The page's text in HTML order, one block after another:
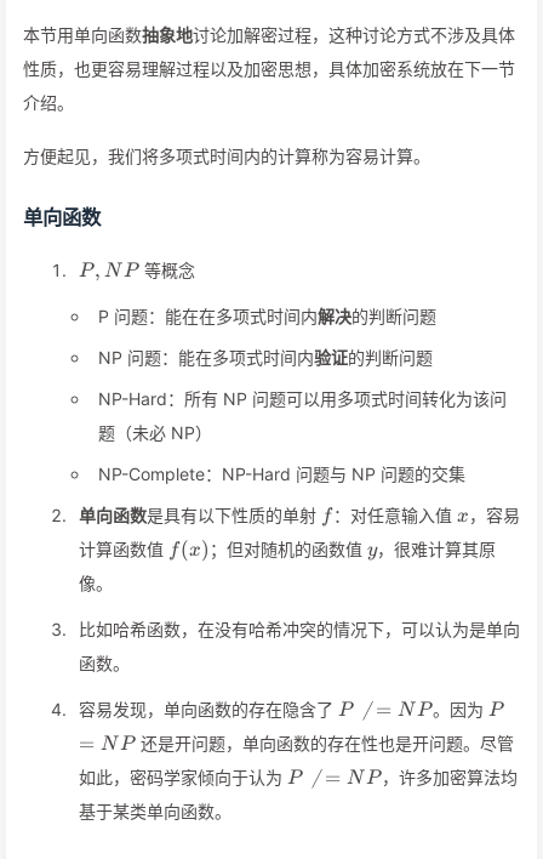
本节用单向函数抽象地讨论加解密过程，这种讨论方式不涉及具体
性质，也更容易理解过程以及加密思想，具体加密系统放在下一节
介绍。
方便起见，我们将多项式时间内的计算称为容易计算。
单向函数
P,
P, NP 等概念
P 问题：能在在多项式时间内解决的判断问题
NP 问题：能在多项式时间内验证的判断问题
NP-Hard：所有 NP 问题可以用多项式时间转化为该问
题（未必 NP）
NP-Complete：NP-Hard 问题与 NP 问题的交集
单向函数是具有以下性质的单射 ff：对任意输入值 x
x，容易
计算函数值 f(x)
f(x) ；但对随机的函数值 y
y，很难计算其原
像。
比如哈希函数，在没有哈希冲突的情况下，可以认为是单向
函数。
容易发现，单向函数的存在隐含了 P\neq
NP
P = NP。因为 P
= NP还是开问题，单向函数的存在性也是开问题。尽管
如此，密码学家倾向于认为 P\neq
P = NP，许多加密算法均
基于某类单向函数。